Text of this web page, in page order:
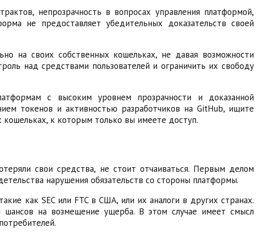
непрозрачность в вопросах управления платформой,
не предоставляет убедительных доказательств своей
на своих собственных кошельках, не давая возможности
над средствами пользователей и ограничить их свободу
с высоким уровнем прозрачности и доказанной
токенов и активностью разработчиков на GitHub, ищите
кошельках, к которым только вы имеете доступ.
свои средства, не стоит отчаиваться. Первым делом
нарушения обязательств со стороны платформы.
как SEC или FTC в США, или их аналоги в других странах.
шансов на возмещение ущерба. В этом случае имеет смысл